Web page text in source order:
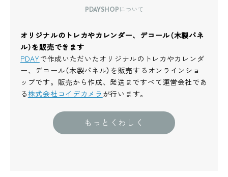
PDAYSHOPについて
オリジナルのトレカやカレンダー、デコール（木製パネ
ル）を販売できます
PDAY で作成いただいたオリジナルのトレカやカレンダ
ー、デコール（木製パネル）を販売するオンラインショ
ップです。販売から作成、発送まですべて運営会社であ
る株式会社コイデカメラ が行います。
もっとくわしく